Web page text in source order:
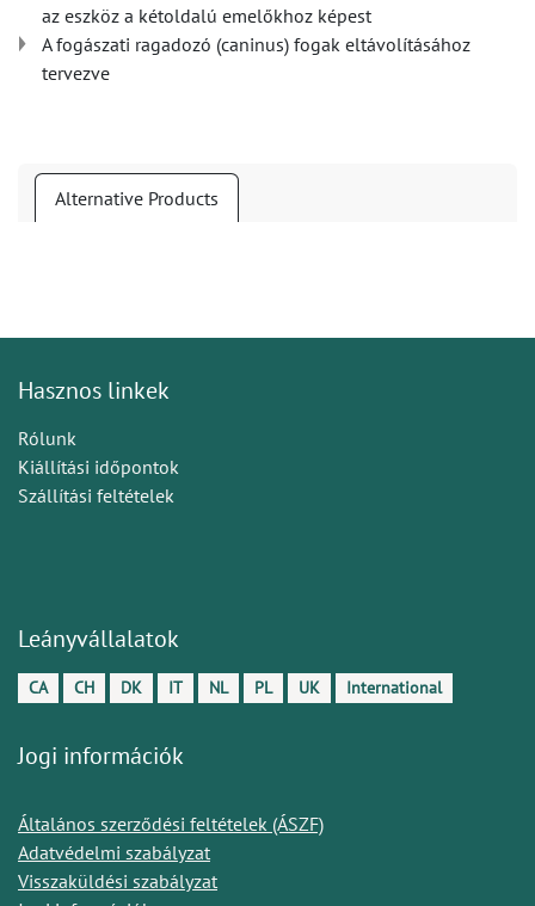
az eszköz a kétoldalú emelőkhoz képest
A fogászati ragadozó (caninus) fogak eltávolításához
tervezve
Alternative Products
Hasznos linkek
Rólunk
Kiállítási időpontok
Szállítási feltételek
Leányvállalatok
CA CH DK IT NL PL UK International
Jogi információk
Általános szerződési feltételek (ÁSZF)
Adatvédelmi szabályzat
Visszaküldési szabályzat